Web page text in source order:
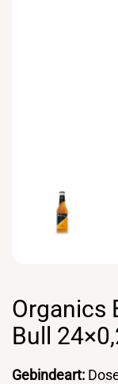
Organics
Bull
Gebindeart: